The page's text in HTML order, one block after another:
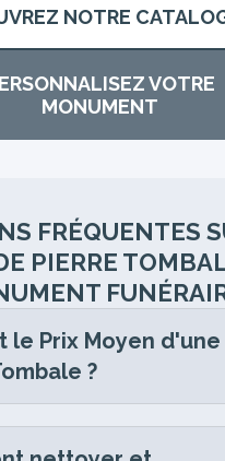
NOTRE
VOTRE
MONUMENT
FRÉQUENTES
PIERRE
le Prix Moyen d'une
?